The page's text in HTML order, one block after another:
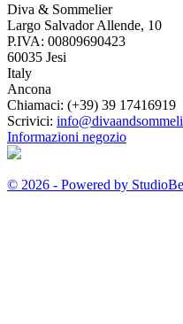
Diva & Sommelier
Largo Salvador Allende, 10
P.IVA: 00809690423
60035 Jesi
Italy
Ancona
Chiamaci: (+39) 39 17416919
Scrivici:
Informazioni negozio
© 2026 - Powered by